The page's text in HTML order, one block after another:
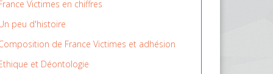
Victimes en chiffres
peu d'histoire
de France Victimes et adhésion
et Déontologie